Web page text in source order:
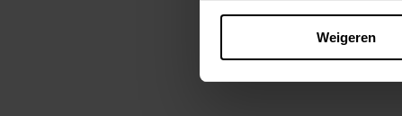
Weigeren